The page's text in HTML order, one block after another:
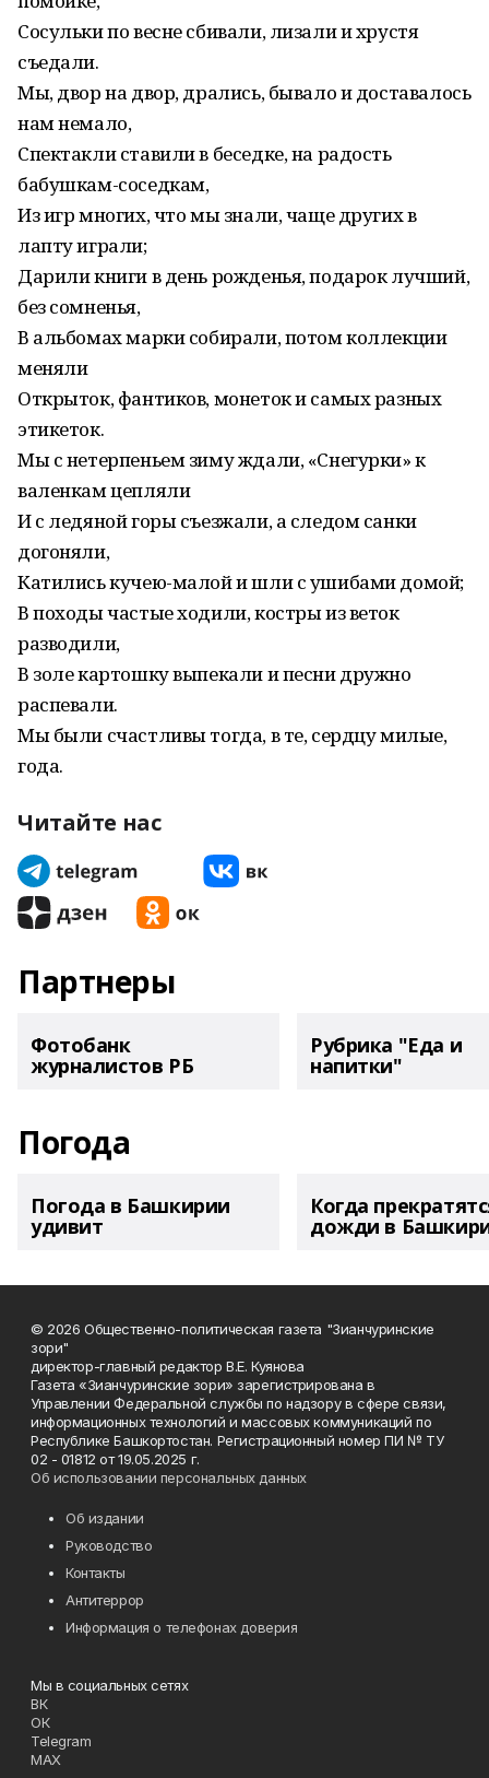
Сосульки по весне сбивали, лизали и хрустя
съедали.
Мы, двор на двор, дрались, бывало и доставалось
нам немало,
Спектакли ставили в беседке, на радость
бабушкам-соседкам,
Из игр многих, что мы знали, чаще других в
лапту играли;
Дарили книги в день рожденья, подарок лучший,
без сомненья,
В альбомах марки собирали, потом коллекции
меняли
Открыток, фантиков, монеток и самых разных
этикеток.
Мы с нетерпеньем зиму ждали, «Снегурки» к
валенкам цепляли
И с ледяной горы съезжали, а следом санки
догоняли,
Катились кучею-малой и шли с ушибами домой;
В походы частые ходили, костры из веток
разводили,
В золе картошку выпекали и песни дружно
распевали.
Мы были счастливы тогда, в те, сердцу милые,
года.
Читайте нас
Партнеры
Фотобанк
журналистов РБ
Рубрика "Еда и
напитки"
Погода
Погода в Башкирии
удивит
Когда
дожди в
© 2026 Общественно-политическая газета "Зианчуринские
зори"
директор-главный редактор В.Е. Куянова
Газета «Зианчуринские зори» зарегистрирована в
Управлении Федеральной службы по надзору в сфере связи,
информационных технологий и массовых коммуникаций по
Республике Башкортостан. Регистрационный номер ПИ № ТУ
02 - 01812 от 19.05.2025 г.
Об использовании персональных данных
Об издании
Руководство
Контакты
Антитеррор
Информация о телефонах доверия
Мы в социальных сетях
ВК
ОК
Telegram
MAX